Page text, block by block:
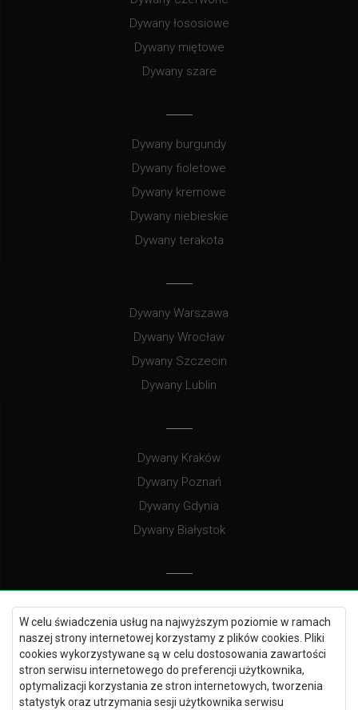
W celu świadczenia usług na najwyższym poziomie w ramach
naszej strony internetowej korzystamy z plików cookies. Pliki
cookies wykorzystywane są w celu dostosowania zawartości
stron serwisu internetowego do preferencji użytkownika,
optymalizacji korzystania ze stron internetowych, tworzenia
statystyk oraz utrzymania sesji użytkownika serwisu
Dywany łososiowe
Dywany miętowe
Dywany szare
Dywany burgundy
Dywany fioletowe
Dywany kremowe
Dywany niebieskie
Dywany terakota
Dywany Warszawa
Dywany Wrocław
Dywany Szczecin
Dywany Lublin
Dywany Kraków
Dywany Poznań
Dywany Gdynia
Dywany Białystok
Dywany Gdańsk
Dywany Toruń
Dywany Bydgoszcz